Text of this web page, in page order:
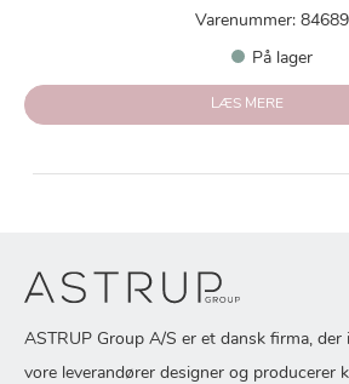
Varenummer: 84689
På lager
LÆS MERE
ASTRUP Group A/S er et dansk firma,
vore leverandører designer og producerer